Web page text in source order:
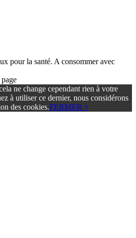
pour la santé. A consommer avec
ne change cependant rien à votre
à utiliser ce dernier, nous considérons
des cookies.FERMER ×